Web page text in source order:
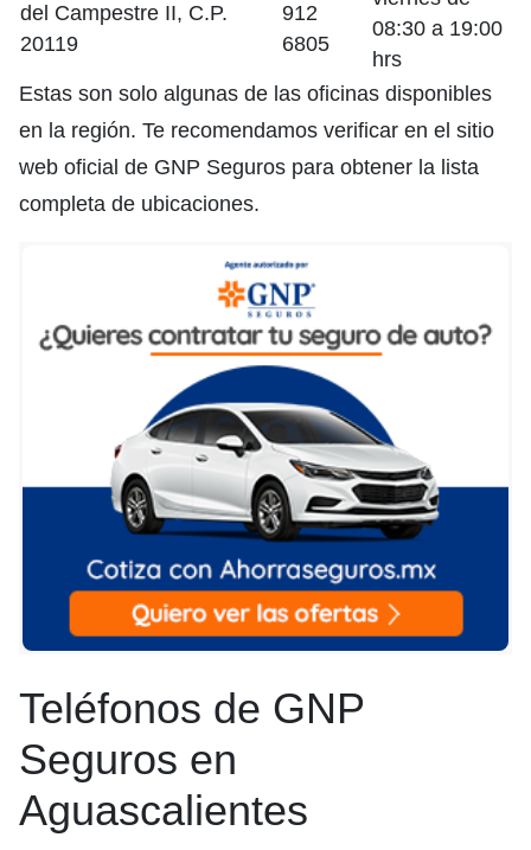
del Campestre II, C.P.
20119
912
6805
08:30 a 19:00
hrs
Estas son solo algunas de las oficinas disponibles
en la región. Te recomendamos verificar en el sitio
web oficial de GNP Seguros para obtener la lista
completa de ubicaciones.
Teléfonos de GNP
Seguros en
Aguascalientes